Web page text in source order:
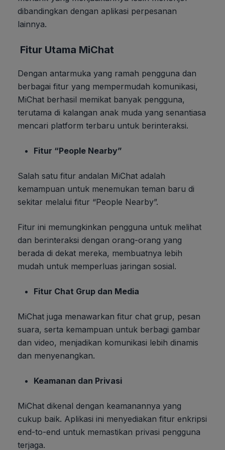
dibandingkan dengan aplikasi perpesanan
lainnya.
Fitur Utama MiChat
Dengan antarmuka yang ramah pengguna dan
berbagai fitur yang mempermudah komunikasi,
MiChat berhasil memikat banyak pengguna,
terutama di kalangan anak muda yang senantiasa
mencari platform terbaru untuk berinteraksi.
Fitur “People Nearby”
Salah satu fitur andalan MiChat adalah
kemampuan untuk menemukan teman baru di
sekitar melalui fitur “People Nearby”.
Fitur ini memungkinkan pengguna untuk melihat
dan berinteraksi dengan orang-orang yang
berada di dekat mereka, membuatnya lebih
mudah untuk memperluas jaringan sosial.
Fitur Chat Grup dan Media
MiChat juga menawarkan fitur chat grup, pesan
suara, serta kemampuan untuk berbagi gambar
dan video, menjadikan komunikasi lebih dinamis
dan menyenangkan.
Keamanan dan Privasi
MiChat dikenal dengan keamanannya yang
cukup baik. Aplikasi ini menyediakan fitur enkripsi
end-to-end untuk memastikan privasi pengguna
terjaga.